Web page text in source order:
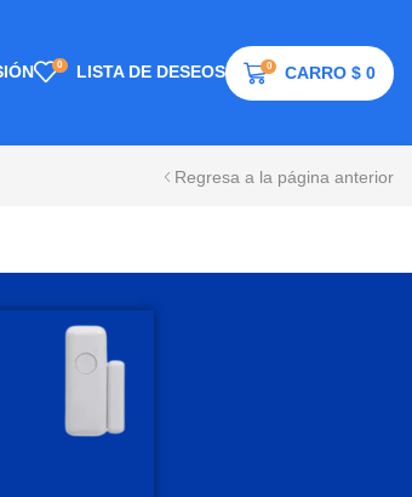
0 LISTA DE DESEOS 0 CARRO $ 0
Regresa a la página anterior